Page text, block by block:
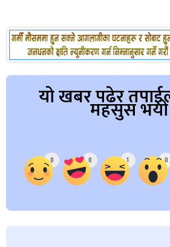
यो खबर पढेर
महसुस
0 0 1 0